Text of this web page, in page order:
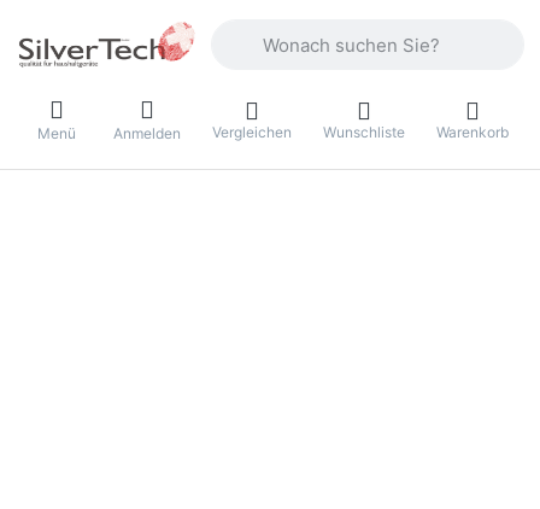
Menü Anmelden Vergleichen Wunschliste Warenkorb